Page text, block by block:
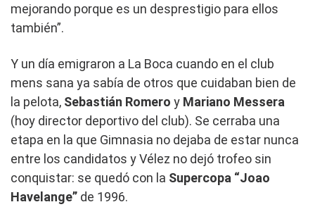
mejorando porque es un desprestigio para ellos
también”.
Y un día emigraron a La Boca cuando en el club
mens sana ya sabía de otros que cuidaban bien de
la pelota, Sebastián Romero y Mariano Messera
(hoy director deportivo del club). Se cerraba una
etapa en la que Gimnasia no dejaba de estar nunca
entre los candidatos y Vélez no dejó trofeo sin
conquistar: se quedó con la Supercopa “Joao
Havelange” de 1996.